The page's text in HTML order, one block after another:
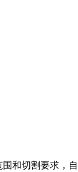
和切割要求，